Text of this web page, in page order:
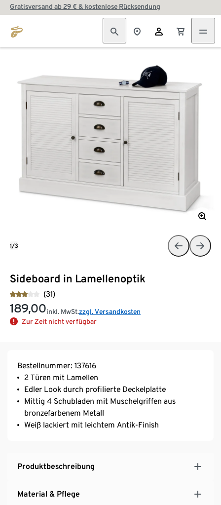
Gratisversand ab 29 € & kostenlose Rücksendung
Sideboard in Lamellenoptik
(31)
189,00inkl. MwSt.zzgl. Versandkosten
Zur Zeit nicht verfügbar
1/3
Bestellnummer: 137616
2 Türen mit Lamellen
Edler Look durch profilierte Deckelplatte
Mittig 4 Schubladen mit Muschelgriffen aus
bronzefarbenem Metall
Weiß lackiert mit leichtem Antik-Finish
Produktbeschreibung
Material & Pflege